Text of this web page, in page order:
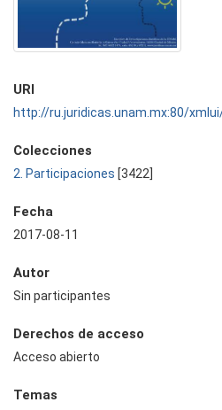
URI
http://ru.juridicas.unam.mx:80/
Colecciones
2. Participaciones [3422]
Fecha
2017-08-11
Autor
Sin participantes
Derechos de acceso
Acceso abierto
Temas